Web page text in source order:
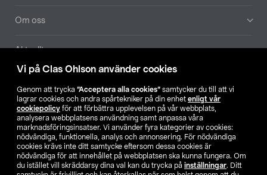
Vi på Clas Ohlson använder cookies
Genom att trycka ”Acceptera alla cookies” samtycker du till att vi
lagrar cookies och andra spårtekniker på din enhet enligt vår
cookiepolicy för att förbättra upplevelsen på vår webbplats,
analysera webbplatsens användning samt anpassa våra
marknadsföringsinsatser. Vi använder fyra kategorier av cookies:
nödvändiga, funktionella, analys och annonsering. För nödvändiga
cookies krävs inte ditt samtycke eftersom dessa cookies är
nödvändiga för att innehållet på webbplatsen ska kunna fungera. Om
du istället vill skräddarsy dina val kan du trycka på inställningar. Ditt
Om oss
Aktuellt
Hitta butik
SE NO FI